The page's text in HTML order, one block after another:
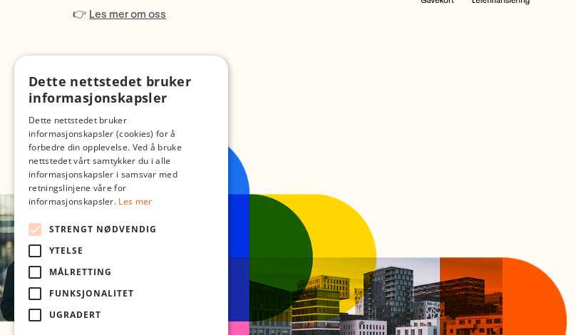
👉 Les mer om oss
Dette nettstedet bruker
informasjonskapsler
Dette nettstedet bruker
informasjonskapsler (cookies) for å
forbedre din opplevelse. Ved å bruke
nettstedet vårt samtykker du i alle
informasjonskapsler i samsvar med
retningslinjene våre for
informasjonskapsler. Les mer
STRENGT NØDVENDIG
YTELSE
MÅLRETTING
FUNKSJONALITET
UGRADERT